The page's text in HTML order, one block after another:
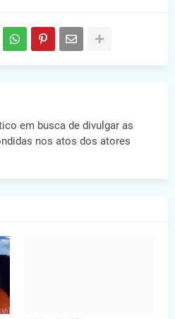
em busca de divulgar as
nos atos dos atores